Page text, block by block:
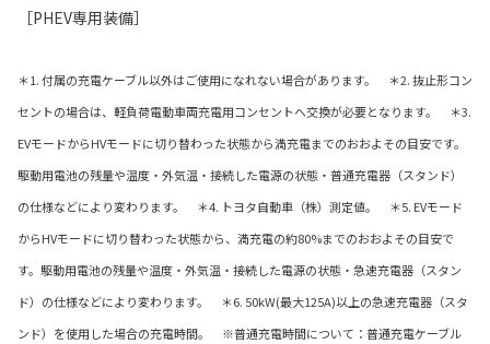
［PHEV専用装備］
＊1. 付属の充電ケーブル以外はご使用になれない場合があります。 ＊2. 抜止形コン
セントの場合は、軽負荷電動車両充電用コンセントへ交換が必要となります。 ＊3.
EVモードからHVモードに切り替わった状態から満充電までのおおよその目安です。
駆動用電池の残量や温度・外気温・接続した電源の状態・普通充電器（スタンド）
の仕様などにより変わります。 ＊4. トヨタ自動車（株）測定値。 ＊5. EVモード
からHVモードに切り替わった状態から、満充電の約80%までのおおよその目安で
す。駆動用電池の残量や温度・外気温・接続した電源の状態・急速充電器（スタン
ド）の仕様などにより変わります。 ＊6. 50kW(最大125A)以上の急速充電器（スタ
ンド）を使用した場合の充電時間。 ※普通充電時間について：普通充電ケーブル